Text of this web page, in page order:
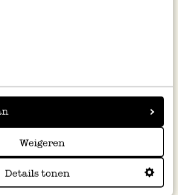
Weigeren
Details tonen
90,00 / kg
inkl. MwSt zzgl. Versandkosten